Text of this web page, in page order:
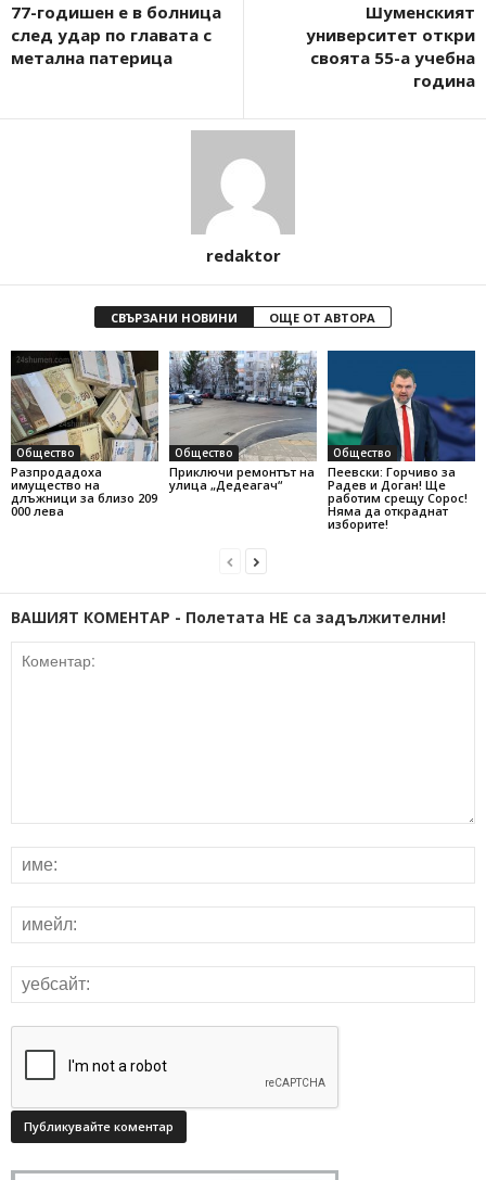
77-годишен е в болница
след удар по главата с
метална патерица
Шуменският
университет откри
своята 55-а учебна
година
redaktor
СВЪРЗАНИ НОВИНИ ОЩЕ ОТ АВТОРА
Общество
Разпродадоха
имущество на
длъжници за близо 209
000 лева
Общество
Приключи ремонтът на
улица „Дедеагач“
Общество
Пеевски: Горчиво за
Радев и Доган! Ще
работим срещу Сорос!
Няма да откраднат
изборите!
ВАШИЯТ КОМЕНТАР - Полетата НЕ са задължителни!